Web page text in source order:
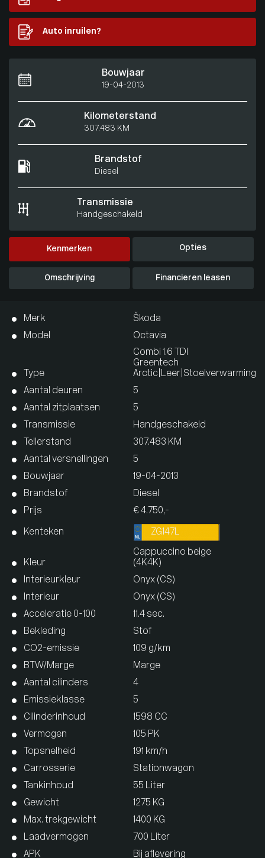
Auto inruilen?
Bouwjaar
19-04-2013
Kilometerstand
307.483 KM
Brandstof
Diesel
Transmissie
Handgeschakeld
Kenmerken Opties
Omschrijving Financieren leasen
Merk
Škoda
Model
Octavia
Type
Combi 1.6 TDI
Greentech
Arctic|Leer|Stoelverwarming
Aantal deuren
5
Aantal zitplaatsen
5
Transmissie
Handgeschakeld
Tellerstand
307.483 KM
Aantal versnellingen
5
Bouwjaar
19-04-2013
Brandstof
Diesel
Prijs
€ 4.750,-
Kenteken ZG147L
Kleur
Cappuccino beige
(4K4K)
Interieurkleur
Onyx (CS)
Interieur
Onyx (CS)
Acceleratie 0-100
11.4 sec.
Bekleding
Stof
CO2-emissie
109 g/km
BTW/Marge
Marge
Aantal cilinders
4
Emissieklasse
5
Cilinderinhoud
1598 CC
Vermogen
105 PK
Topsnelheid
191 km/h
Carrosserie
Stationwagon
Tankinhoud
55 Liter
Gewicht
1275 KG
Max. trekgewicht
1400 KG
Laadvermogen
700 Liter
APK
Bij aflevering